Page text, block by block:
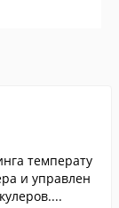
температу
и управлен